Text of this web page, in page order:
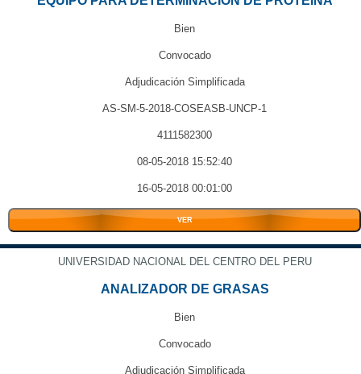
Bien
Convocado
Adjudicación Simplificada
AS-SM-5-2018-COSEASB-UNCP-1
4111582300
08-05-2018 15:52:40
16-05-2018 00:01:00
VER
UNIVERSIDAD NACIONAL DEL CENTRO DEL PERU
ANALIZADOR DE GRASAS
Bien
Convocado
Adjudicación Simplificada